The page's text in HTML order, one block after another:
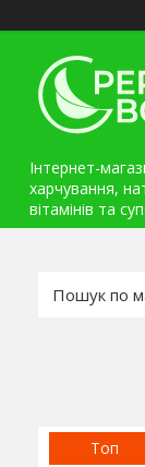
Інтернет-
харчування,
вітамінів та
Топ